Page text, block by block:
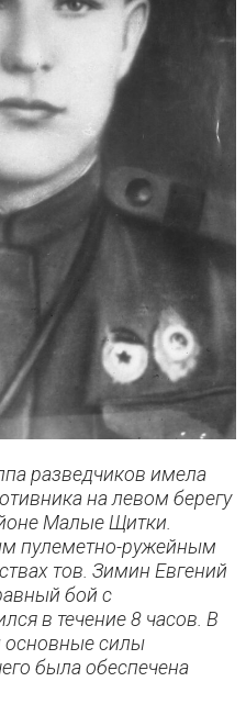
разведчиков имела
на левом берегу
Малые Щитки.
пулеметно-ружейным
тов. Зимин Евгений
бой с
в течение 8 часов. В
основные силы
была обеспечена